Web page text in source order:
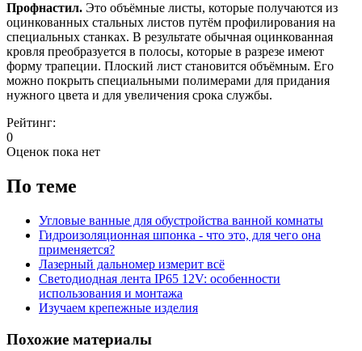
Профнастил. Это объёмные листы, которые получаются из
оцинкованных стальных листов путём профилирования на
специальных станках. В результате обычная оцинкованная
кровля преобразуется в полосы, которые в разрезе имеют
форму трапеции. Плоский лист становится объёмным. Его
можно покрыть специальными полимерами для придания
нужного цвета и для увеличения срока службы.
Рейтинг:
0
Оценок пока нет
По теме
Угловые ванные для обустройства ванной комнаты
Гидроизоляционная шпонка - что это, для чего она
применяется?
Лазерный дальномер измерит всё
Светодиодная лента IP65 12V: особенности
использования и монтажа
Изучаем крепежные изделия
Похожие материалы